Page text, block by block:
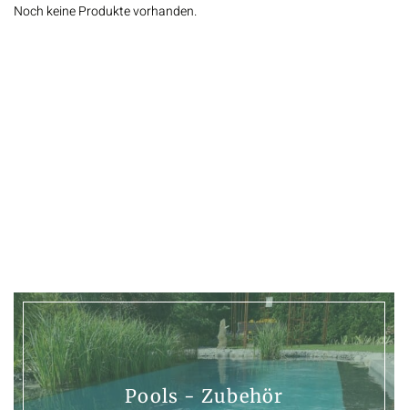
Noch keine Produkte vorhanden.
Pools - Zubehör